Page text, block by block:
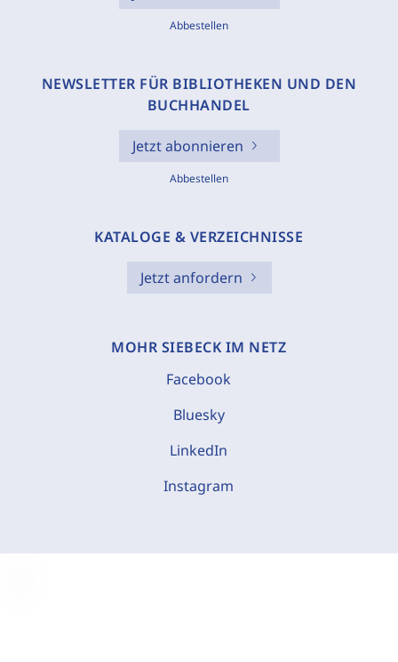
Abbestellen
NEWSLETTER FÜR BIBLIOTHEKEN UND DEN
BUCHHANDEL
Jetzt abonnieren
Abbestellen
KATALOGE & VERZEICHNISSE
Jetzt anfordern
MOHR SIEBECK IM NETZ
Facebook
Bluesky
LinkedIn
Instagram